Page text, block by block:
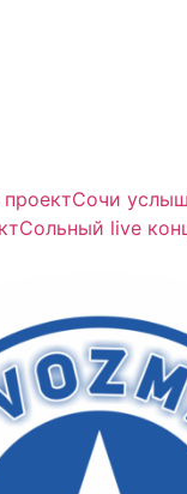
Сочи
Сольный live